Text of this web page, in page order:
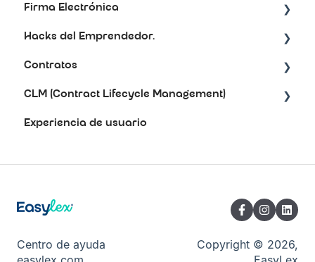
Soporte
Firma Electrónica
Soporte
Hacks del Emprendedor.
Redes sociales.
Contratos
Soporte
CLM (Contract Lifecycle Management)
Preguntas frecuentes
Experiencia de usuario
Centro de ayuda
Copyright © 2026,